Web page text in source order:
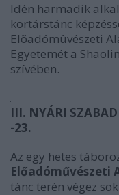
Idén harmadik
kortárstánc
Elõadómûvészeti
Egyetemét a
szívében.
III. NYÁRI SZABAD
-23.
Az egy hetes
Előadóművészeti
tánc terén végez